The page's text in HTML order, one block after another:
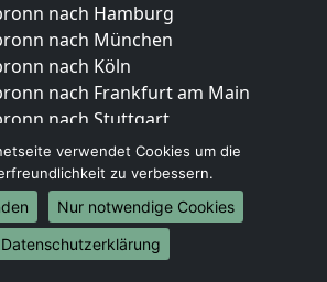
nach Hamburg
nach München
nach Köln
nach Frankfurt am Main
nach Stuttgart
nach Düsseldorf
nach Leipzig
nach Dortmund
nach Essen
nach Bremen
verwendet Cookies um die
zu verbessern.
Nur notwendige Cookies
Datenschutzerklärung